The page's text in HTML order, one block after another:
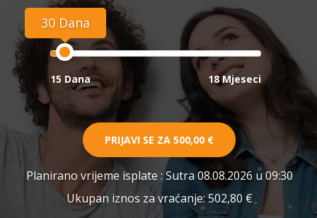
30 Dana
15 Dana 18 Mjeseci
PRIJAVI SE ZA 500,00 €
Planirano vrijeme isplate : Sutra 08.08.2026 u 09:30
Ukupan iznos za vraćanje:502,80 €